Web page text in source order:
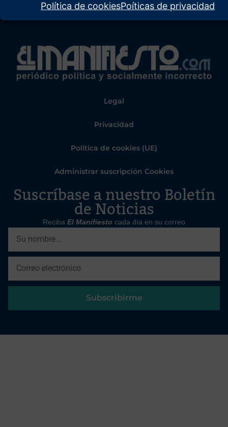
Política de cookiesPoíticas de privacidad
Legal
Privacidad
Política de cookies (UE)
Administrar suscripción Cookies
Suscríbase a nuestro Boletín
de Noticias
Reciba El Manifiesto cada día en su correo
Subscribirme